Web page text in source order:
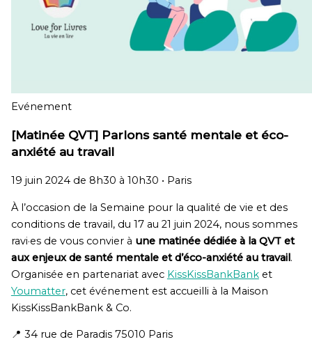
Evénement
[Matinée QVT] Parlons santé mentale et éco-
anxiété au travail
19 juin 2024 de 8h30 à 10h30 • Paris
À l’occasion de la Semaine pour la qualité de vie et des
conditions de travail, du 17 au 21 juin 2024, nous sommes
ravi·es de vous convier à une matinée dédiée à la QVT et
aux enjeux de santé mentale et d’éco-anxiété au travail.
Organisée en partenariat avec KissKissBankBanket
Youmatter, cet événement est accueilli à la Maison
KissKissBankBank & Co.
📍 34 rue de Paradis 75010 Paris